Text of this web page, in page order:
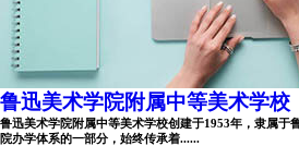
鲁迅美术学院附属中等美术学校
鲁迅美术学院附属中等美术学校创建于1953年，隶属于
院办学体系的一部分，始终传承着......